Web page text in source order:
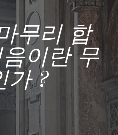
무리 합
이란 무
가 ?